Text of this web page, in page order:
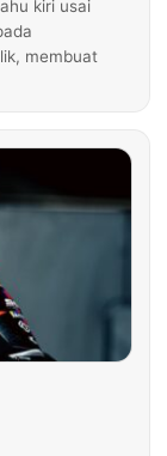
kiri usai
membuat